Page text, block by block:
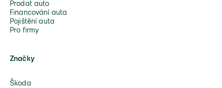
Prodat auto
Financování auta
Pojištění auta
Pro firmy
Značky
Škoda